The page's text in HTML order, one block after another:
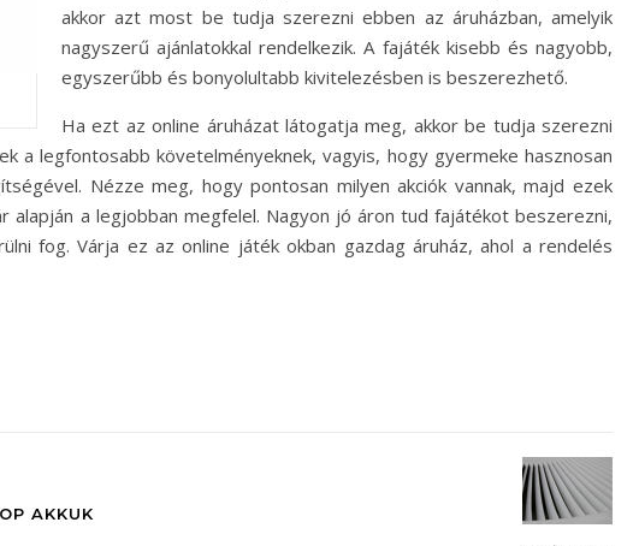
akkor azt most be tudja szerezni ebben az áruházban, amelyik
nagyszerű ajánlatokkal rendelkezik. A fajáték kisebb és nagyobb,
egyszerűbb és bonyolultabb kivitelezésben is beszerezhető.
Ha ezt az online áruházat látogatja meg, akkor be tudja szerezni
a legfontosabb követelményeknek, vagyis, hogy gyermeke hasznosan
Nézze meg, hogy pontosan milyen akciók vannak, majd ezek
alapján a legjobban megfelel. Nagyon jó áron tud fajátékot beszerezni,
fog. Várja ez az online játék okban gazdag áruház, ahol a rendelés
AKKUK